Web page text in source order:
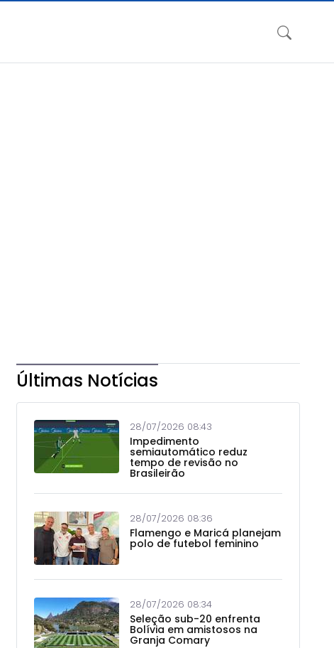
Últimas Notícias
28/07/2026 08:43
Impedimento
semiautomático reduz
tempo de revisão no
Brasileirão
28/07/2026 08:36
Flamengo e Maricá planejam
polo de futebol feminino
28/07/2026 08:34
Seleção sub-20 enfrenta
Bolívia em amistosos na
Granja Comary